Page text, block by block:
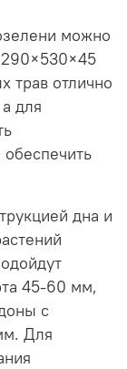
можно
трав отлично
для
дна и
45-60 мм,
с
Для